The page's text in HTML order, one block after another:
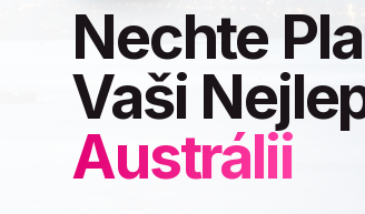
Nechte
Vaši
Austrálii